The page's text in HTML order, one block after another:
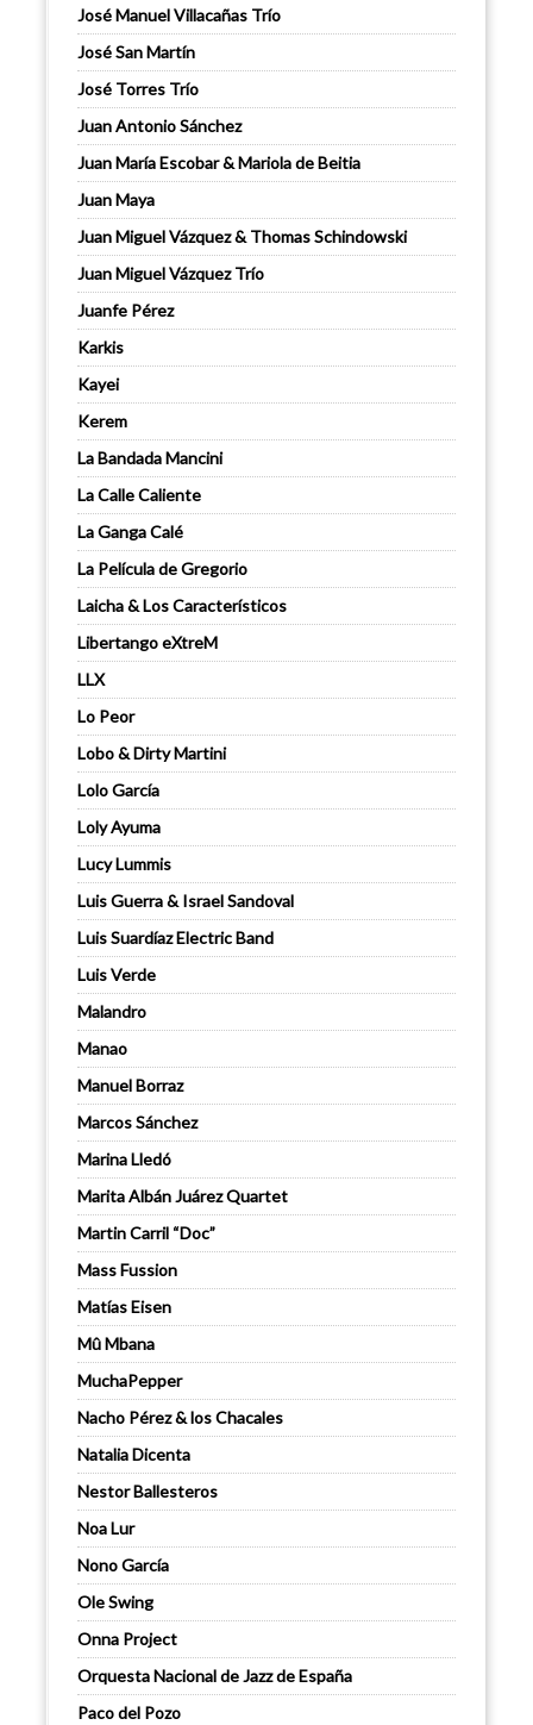
José Manuel Villacañas Trío
José San Martín
José Torres Trío
Juan Antonio Sánchez
Juan María Escobar & Mariola de Beitia
Juan Maya
Juan Miguel Vázquez & Thomas Schindowski
Juan Miguel Vázquez Trío
Juanfe Pérez
Karkis
Kayei
Kerem
La Bandada Mancini
La Calle Caliente
La Ganga Calé
La Película de Gregorio
Laicha & Los Característicos
Libertango eXtreM
LLX
Lo Peor
Lobo & Dirty Martini
Lolo García
Loly Ayuma
Lucy Lummis
Luis Guerra & Israel Sandoval
Luis Suardíaz Electric Band
Luis Verde
Malandro
Manao
Manuel Borraz
Marcos Sánchez
Marina Lledó
Marita Albán Juárez Quartet
Martin Carril “Doc”
Mass Fussion
Matías Eisen
Mû Mbana
MuchaPepper
Nacho Pérez & los Chacales
Natalia Dicenta
Nestor Ballesteros
Noa Lur
Nono García
Ole Swing
Onna Project
Orquesta Nacional de Jazz de España
Paco del Pozo